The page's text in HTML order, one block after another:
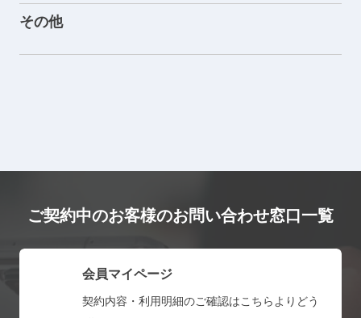
その他
ご契約中のお客様のお問い合わせ窓口一覧
会員マイページ
契約内容・利用明細のご確認はこちらよりどう